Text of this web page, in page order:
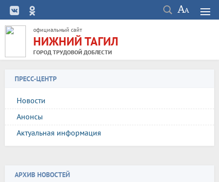
официальный сайт
НИЖНИЙ ТАГИЛ
ГОРОД ТРУДОВОЙ ДОБЛЕСТИ
ПРЕСС-ЦЕНТР
Новости
Анонсы
Актуальная информация
АРХИВ НОВОСТЕЙ